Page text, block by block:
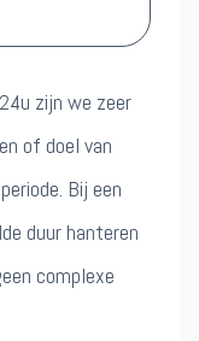
zijn we zeer
of doel van
Bij een
duur hanteren
complexe